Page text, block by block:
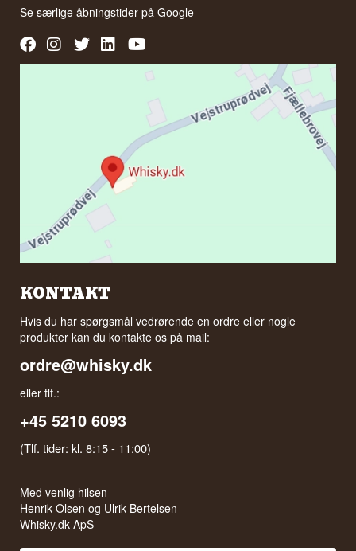
Se særlige åbningstider påGoogle
KONTAKT
Hvis du har spørgsmål vedrørende en ordre eller nogle
produkter kan du kontakte os på mail:
ordre@whisky.dk
eller tlf.:
+45 5210 6093
(Tlf. tider: kl. 8:15 - 11:00)
Med venlig hilsen
Henrik Olsen og Ulrik Bertelsen
Whisky.dk ApS